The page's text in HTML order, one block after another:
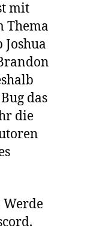
mit
Thema
das
die